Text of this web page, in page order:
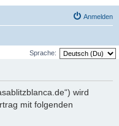
Anmelden
Sprache:
wird
mit folgenden